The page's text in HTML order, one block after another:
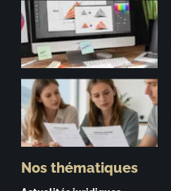
Nos thématiques